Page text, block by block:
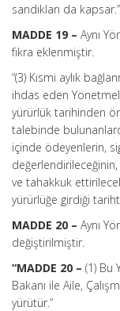
sandıkları da kapsar.”
MADDE 19 – Aynı
fıkra eklenmiştir.
“(3) Kısmi aylık
ihdas eden
yürürlük tarihinden
talebinde
içinde ödeyenlerin,
ve tahakkuk
yürürlüğe girdiği
MADDE 20 – Aynı
değiştirilmiştir.
“MADDE 20 – (1) Bu
Bakanı ile Aile,
yürütür.”